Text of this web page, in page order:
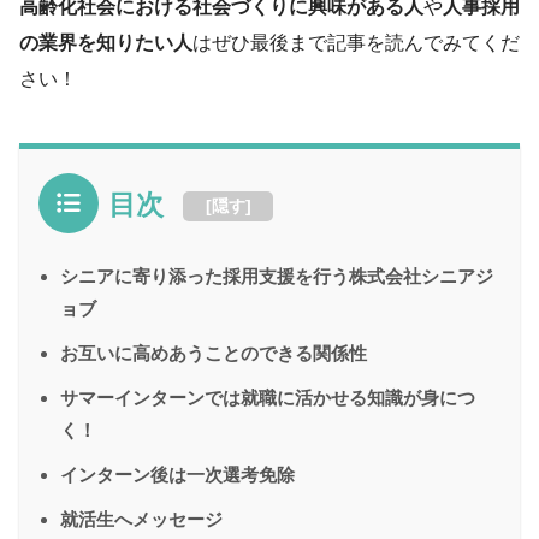
高齢化社会における社会づくりに興味がある人や人事採用
の業界を知りたい人はぜひ最後まで記事を読んでみてくだ
さい！
目次 [隠す]
シニアに寄り添った採用支援を行う株式会社シニアジ
ョブ
お互いに高めあうことのできる関係性
サマーインターンでは就職に活かせる知識が身につ
く！
インターン後は一次選考免除
就活生へメッセージ